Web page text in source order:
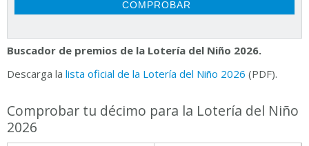
Buscador de premios de la Lotería del Niño 2026.
Descarga la lista oficial de la Lotería del Niño 2026 (PDF).
Comprobar tu décimo para la Lotería del Niño
2026